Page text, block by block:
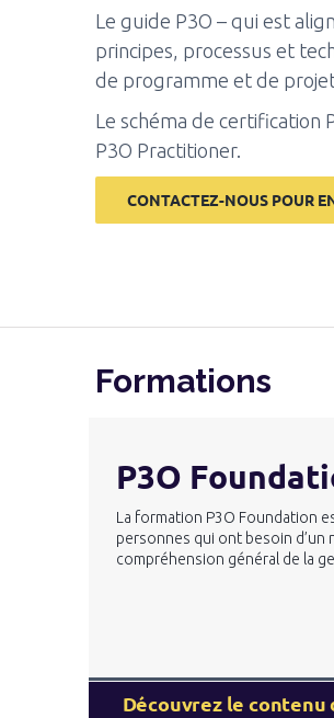
Le guide P3O – qui est
principes, processus et
de programme et de
Le schéma de certification
P3O Practitioner.
CONTACTEZ-NOUS POUR
Formations
P3O
La formation P3O Foundation
personnes qui ont besoin d’un
compréhension général de la
Découvrez le